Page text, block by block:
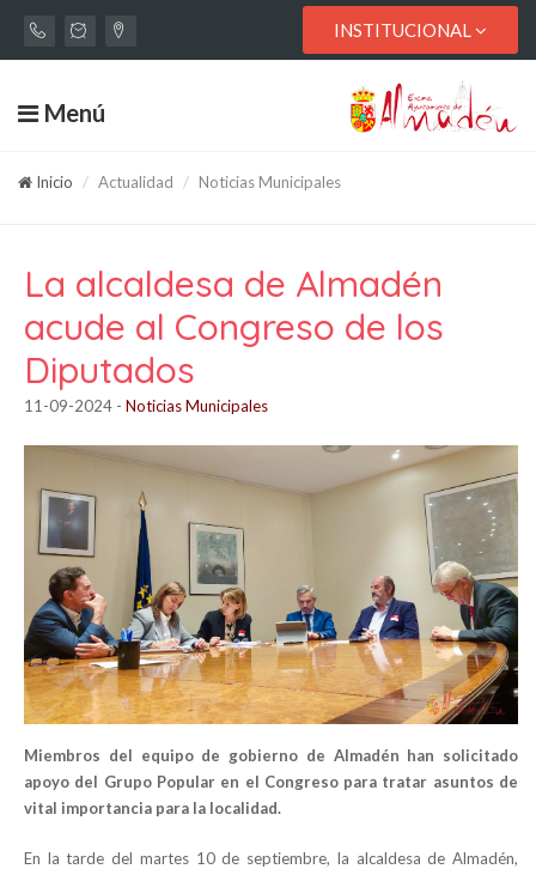
INSTITUCIONAL
Menú
Inicio Actualidad Noticias Municipales
La alcaldesa de Almadén
acude al Congreso de los
Diputados
11-09-2024 - Noticias Municipales
Miembros del equipo de gobierno de Almadén han solicitado
apoyo del Grupo Popular en el Congreso para tratar asuntos de
vital importancia para la localidad.
En la tarde del martes 10 de septiembre, la alcaldesa de Almadén,